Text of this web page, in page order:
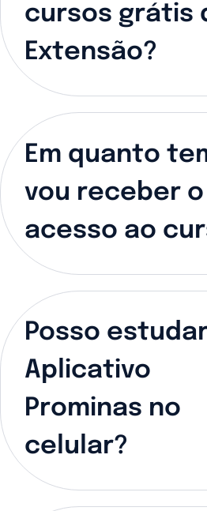
cursos grátis
Extensão?
Em quanto
vou receber o
acesso ao
Posso
Aplicativo
Prominas no
celular?